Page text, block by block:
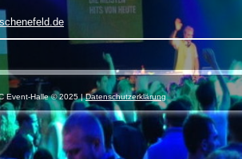
Event-Halle © 2025 |Datenschutzerklärung